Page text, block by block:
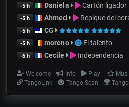
-5 h Daniela Cartón ligador
-5 h Ahmed Repique del
-5 h CG
-5 h moreno El talento
-6 h Cecile Independencia
Welcome Info Play!
TangoLink
Tango Scan